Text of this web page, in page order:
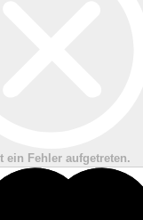
ein Fehler aufgetreten.